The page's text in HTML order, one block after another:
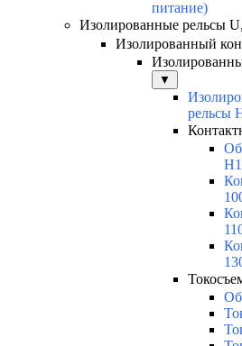
питание)
Изолированные рельсы
Изолированный
▼
рельсы